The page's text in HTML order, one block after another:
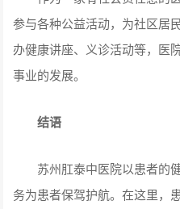
参与各种公益活动，为社区居
办健康讲座、义诊活动等，医
事业的发展。
结语
苏州肛泰中医院以患者的
务为患者保驾护航。在这里，